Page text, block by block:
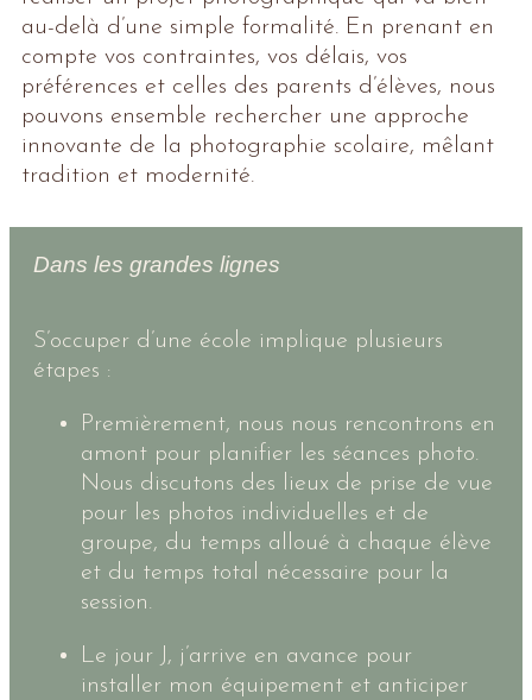
au-delà d’une simple formalité. En prenant en
compte vos contraintes, vos délais, vos
préférences et celles des parents d’élèves, nous
pouvons ensemble rechercher une approche
innovante de la photographie scolaire, mêlant
tradition et modernité.
Dans les grandes lignes
S’occuper d’une école implique plusieurs
étapes :
Premièrement, nous nous rencontrons en
amont pour planifier les séances photo.
Nous discutons des lieux de prise de vue
pour les photos individuelles et de
groupe, du temps alloué à chaque élève
et du temps total nécessaire pour la
session.
Le jour J, j’arrive en avance pour
installer mon équipement et anticiper